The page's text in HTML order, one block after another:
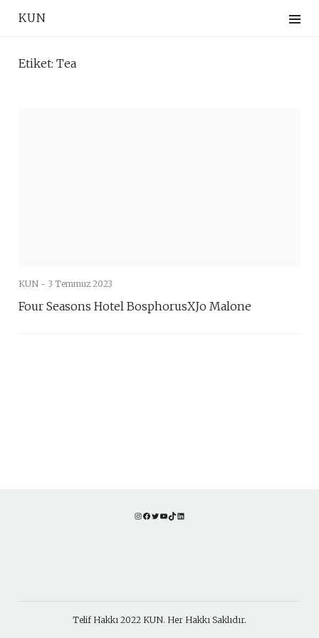
KUN
Etiket: Tea
KUN - 3 Temmuz 2023
Four Seasons Hotel BosphorusXJo Malone
Instagram
Facebook
TwitterYouTube
TikTok
Telif Hakkı 2022 KUN. Her Hakkı Saklıdır.